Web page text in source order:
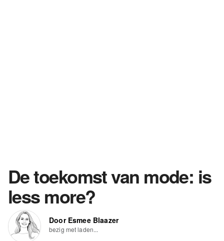
De toekomst van mode: is
less more?
Door Esmee Blaazer
bezig met laden...